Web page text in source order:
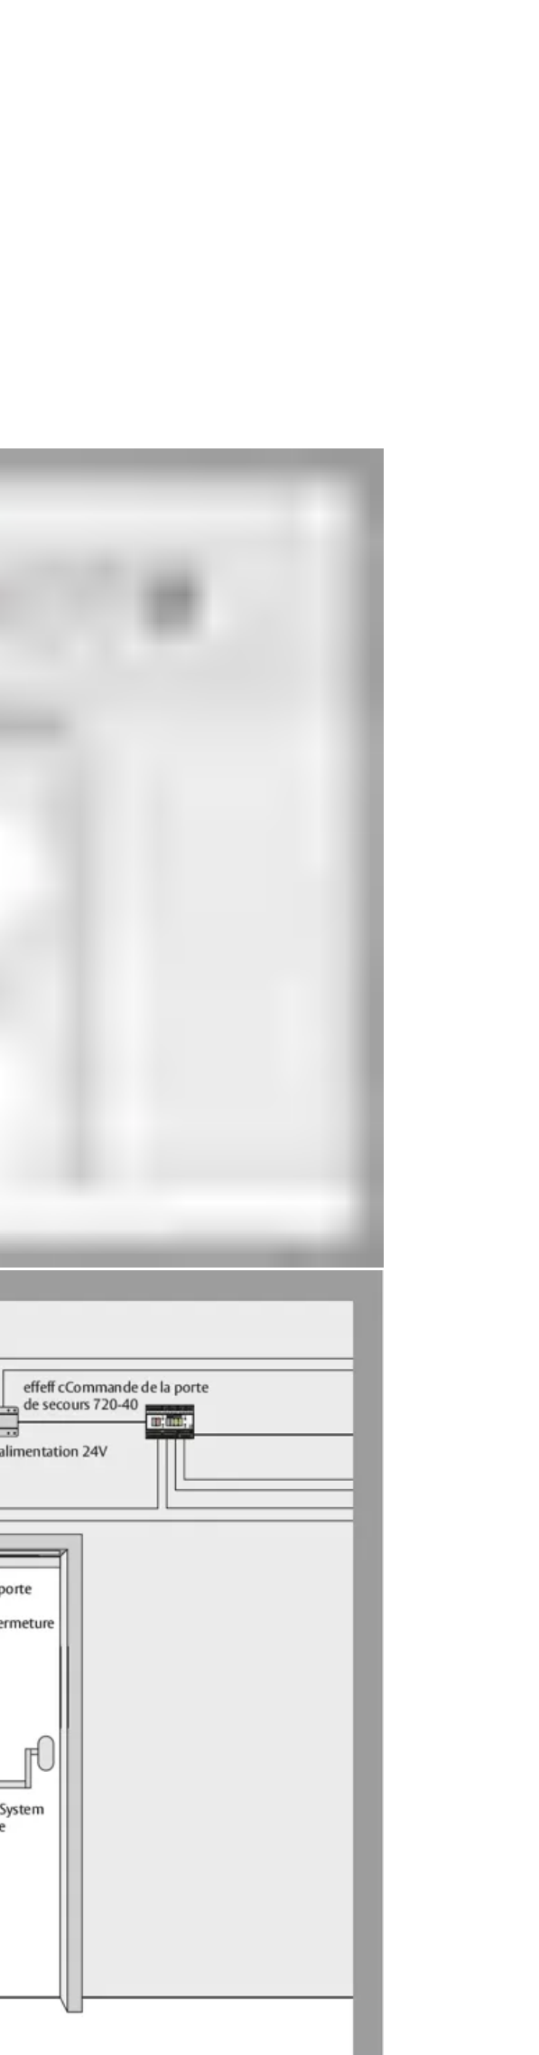
simultanément sur le bouton d’urgence au niveau du terminal de commande
fixe. L'entraîneur et le ferme-porte équipé d'un régulateur de fermeture